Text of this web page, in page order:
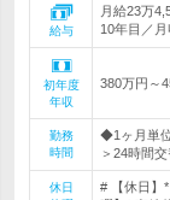
給与
月給23万
10年目／
初年度
年収
380万円～
勤務
時間
◆1ヶ月単
＞24時間
休日
# 【休日】